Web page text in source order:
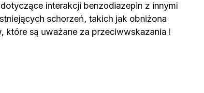
interakcji benzodiazepin z innymi
schorzeń, takich jak obniżona
które są uważane za przeciwwskazania i